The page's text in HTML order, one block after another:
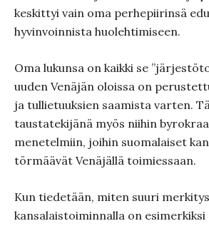
keskittyi vain oma perhepiirinsä
hyvinvoinnista huolehtimiseen.
Oma lukunsa on kaikki se
uuden Venäjän oloissa on
ja tullietuuksien saamista varten.
taustatekijänä myös niihin
menetelmiin, joihin suomalaiset
törmäävät Venäjällä toimiessaan.
Kun tiedetään, miten suuri
kansalaistoiminnalla on esimerkiksi